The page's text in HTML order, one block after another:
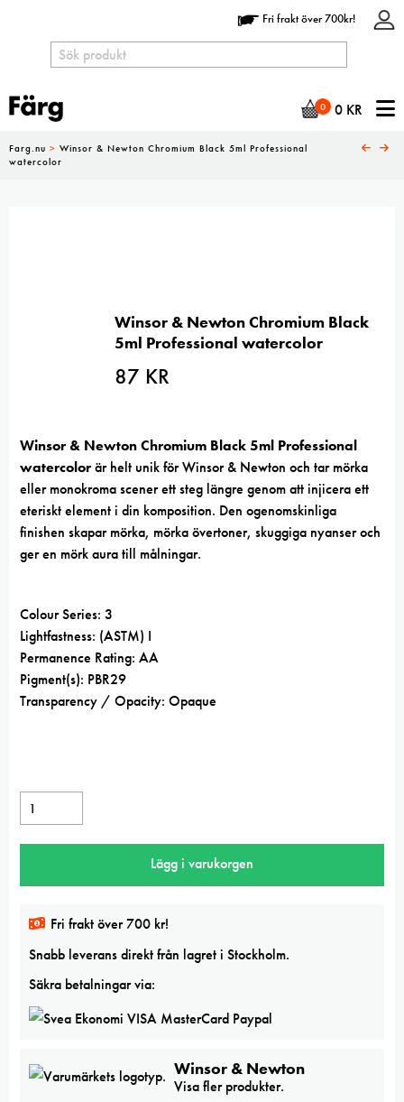
Fri frakt över 700kr!
0 0 KR
Farg.nu > Winsor & Newton Chromium Black 5ml Professional
watercolor
Winsor & Newton Chromium Black
5ml Professional watercolor
87 KR
Winsor & Newton Chromium Black 5ml Professional
watercolorär helt unik för Winsor & Newton och tar mörka
eller monokroma scener ett steg längre genom att injicera ett
eteriskt element i din komposition. Den ogenomskinliga
finishen skapar mörka, mörka övertoner, skuggiga nyanser och
ger en mörk aura till målningar.
Colour Series: 3
Lightfastness: (ASTM) I
Permanence Rating: AA
Pigment(s): PBR29
Transparency / Opacity: Opaque
Winsor
&
Newton
Black
Professional
watercolor
mängd
Lägg i varukorgen
Fri frakt över 700 kr!
Snabb leverans direkt från lagret i Stockholm.
Säkra betalningar via:
Winsor & Newton
Visa fler produkter.